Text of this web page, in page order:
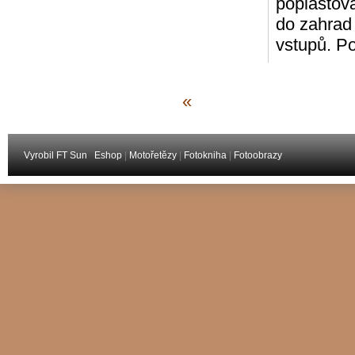
do
vstupů.
«
Vyrobil FT Sun Eshop Motořetězy Fotokniha Fotoobrazy